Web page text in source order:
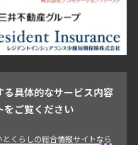
由が丘
・板橋・王子
目黒・中目黒
具体的なサービス内容
をご覧ください
とくらしの総合情報サイトなら